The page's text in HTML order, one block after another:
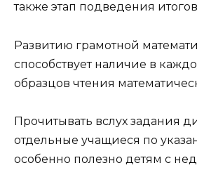
также этап подведения
Развитию грамотной
способствует наличие в
образцов чтения
Прочитывать вслух задания
отдельные учащиеся по
особенно полезно детям с